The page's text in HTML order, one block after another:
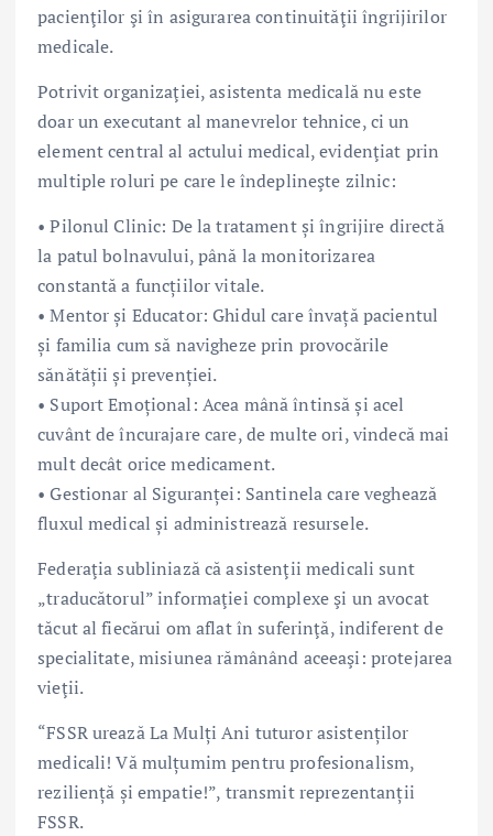
pacienţilor şi în asigurarea continuităţii îngrijirilor
medicale.
Potrivit organizaţiei, asistenta medicală nu este
doar un executant al manevrelor tehnice, ci un
element central al actului medical, evidenţiat prin
multiple roluri pe care le îndeplineşte zilnic:
• Pilonul Clinic: De la tratament și îngrijire directă
la patul bolnavului, până la monitorizarea
constantă a funcțiilor vitale.
• Mentor și Educator: Ghidul care învață pacientul
și familia cum să navigheze prin provocările
sănătății și prevenției.
• Suport Emoțional: Acea mână întinsă și acel
cuvânt de încurajare care, de multe ori, vindecă mai
mult decât orice medicament.
• Gestionar al Siguranței: Santinela care veghează
fluxul medical și administrează resursele.
Federaţia subliniază că asistenţii medicali sunt
„traducătorul” informaţiei complexe şi un avocat
tăcut al fiecărui om aflat în suferinţă, indiferent de
specialitate, misiunea rămânând aceeaşi: protejarea
vieţii.
“FSSR urează La Mulți Ani tuturor asistenților
medicali! Vă mulțumim pentru profesionalism,
reziliență și empatie!”, transmit reprezentanții
FSSR.